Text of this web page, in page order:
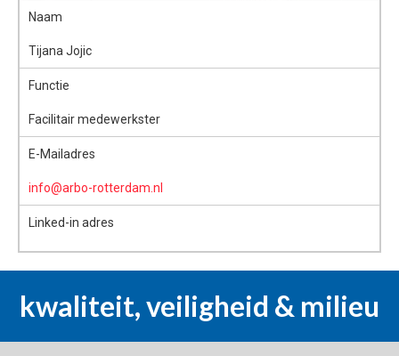
Naam
Tijana Jojic
Functie
Facilitair medewerkster
E-Mailadres
info@arbo-rotterdam.nl
Linked-in adres
kwaliteit, veiligheid & milieu